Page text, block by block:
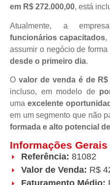
em R$ 272.000,00, está
Atualmente, a
funcionários capacitados,
assumir o negócio de
desde o primeiro dia.
O valor de venda é de R$
incluso, em modelo de
uma excelente
em um segmento que não
formada e alto potencial
Informações Gerais
Referência: 81082
Valor de Venda: R$